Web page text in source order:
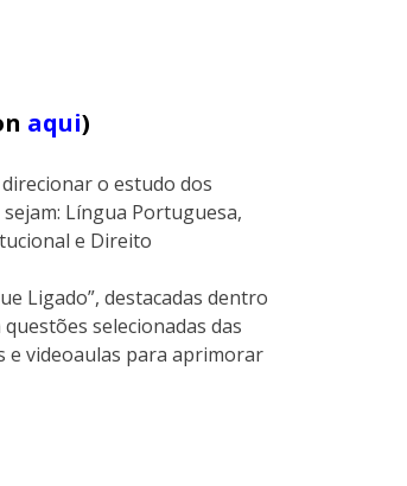
aqui)
o estudo dos
Língua Portuguesa,
e Direito
Ligado”, destacadas dentro
selecionadas das
e videoaulas para aprimorar